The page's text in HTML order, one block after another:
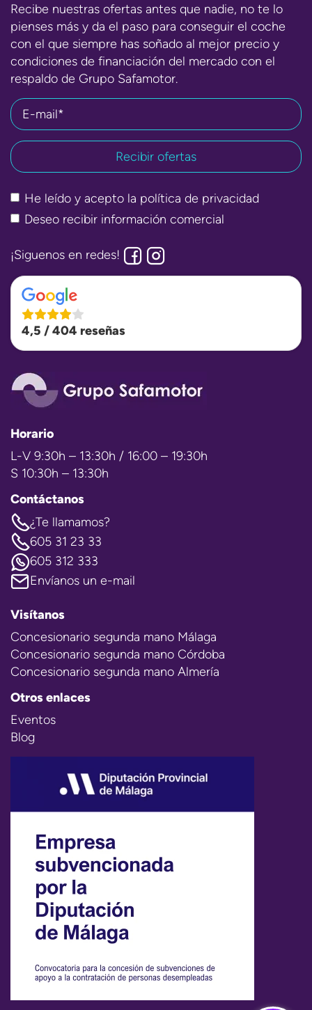
Recibe nuestras ofertas antes que nadie, no te lo
pienses más y da el paso para conseguir el coche
con el que siempre has soñado al mejor precio y
condiciones de financiación del mercado con el
respaldo de Grupo Safamotor.
E-mail*
He leído y acepto la política de privacidad
Deseo recibir información comercial
¡Siguenos en redes!
4,5 / 404 reseñas
Horario
L-V 9:30h – 13:30h / 16:00 – 19:30h
S 10:30h – 13:30h
Contáctanos
¿Te llamamos?
605 31 23 33
605 312 333
Envíanos un e-mail
Visítanos
Concesionario segunda mano Málaga
Concesionario segunda mano Córdoba
Concesionario segunda mano Almería
Otros enlaces
Eventos
Blog